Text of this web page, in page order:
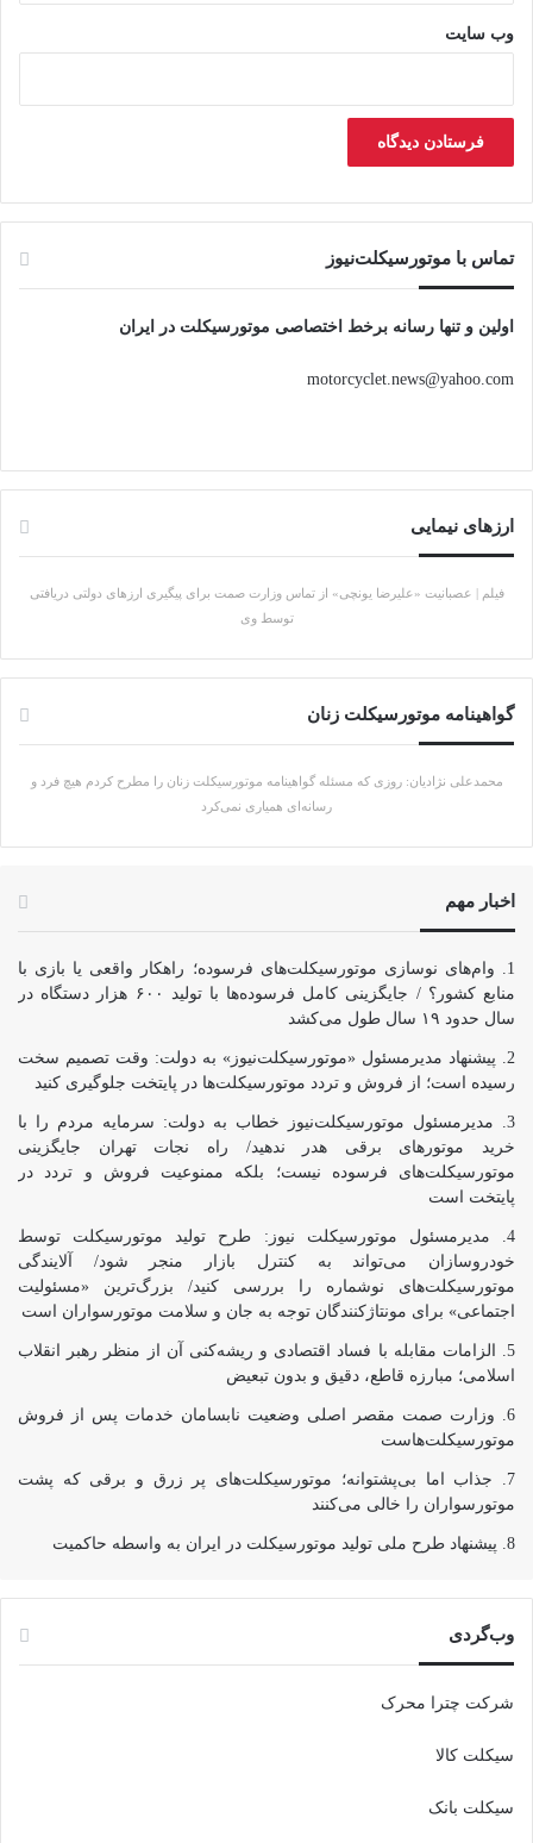
وب‌ سایت
تماس با موتورسیکلت‌نیوز
اولین و تنها رسانه برخط اختصاصی موتورسیکلت در ایران
motorcyclet.news@yahoo.com
ارزهای نیمایی
فیلم | عصبانیت «علیرضا یونچی» از تماس وزارت صمت برای پیگیری ارزهای دولتی دریافتی
توسط وی
گواهینامه موتورسیکلت زنان
محمدعلی نژادیان: روزی که مسئله گواهینامه موتورسیکلت زنان را مطرح کردم هیچ فرد و
رسانه‌ای همیاری نمی‌کرد
اخبار مهم
وام‌های نوسازی موتورسیکلت‌های فرسوده؛ راهکار واقعی یا بازی با
منابع کشور؟ / جایگزینی کامل فرسوده‌ها با تولید ۶۰۰ هزار دستگاه در
سال حدود ۱۹ سال طول می‌کشد
پیشنهاد مدیرمسئول «موتورسیکلت‌نیوز» به دولت: وقت تصمیم سخت
رسیده است؛ از فروش و تردد موتورسیکلت‌ها در پایتخت جلوگیری کنید
مدیرمسئول موتورسیکلت‌نیوز خطاب به دولت: سرمایه مردم را با
خرید موتورهای برقی هدر ندهید/ راه نجات تهران جایگزینی
موتورسیکلت‌های فرسوده نیست؛ بلکه ممنوعیت فروش و تردد در
پایتخت است
مدیرمسئول موتورسیکلت نیوز: طرح تولید موتورسیکلت توسط
خودروسازان می‌تواند به کنترل بازار منجر شود/ آلایندگی
موتورسیکلت‌های نوشماره را بررسی کنید/ بزرگ‌ترین «مسئولیت
اجتماعی» برای مونتاژکنندگان توجه به جان و سلامت موتورسواران است
الزامات مقابله با فساد اقتصادی و ریشه‌کنی آن از منظر رهبر انقلاب
اسلامی؛ مبارزه قاطع، دقیق و بدون تبعیض
وزارت صمت مقصر اصلی وضعیت نابسامان خدمات پس از فروش
موتورسیکلت‌هاست
جذاب اما بی‌پشتوانه؛ موتورسیکلت‌های پر زرق‌ و برقی که پشت
موتورسواران را خالی می‌کنند
پیشنهاد طرح ملی تولید موتورسیکلت در ایران به واسطه حاکمیت
وب‌گردی
شرکت چترا محرک
سیکلت کالا
سیکلت بانک